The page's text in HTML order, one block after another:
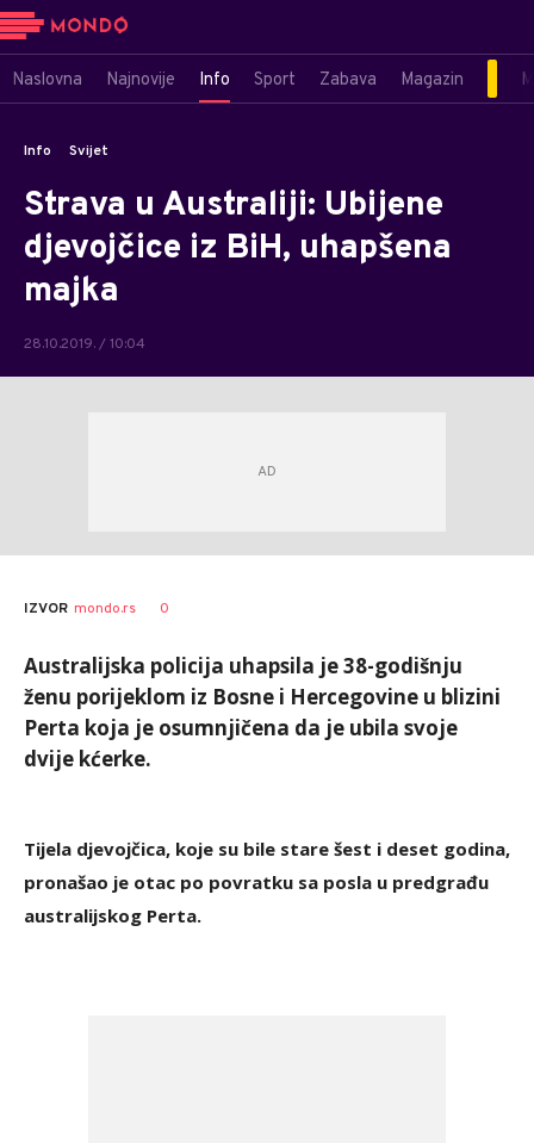
Naslovna Najnovije Info Sport Zabava Magazin
Info Svijet
Strava u Australiji: Ubijene
djevojčice iz BiH, uhapšena
majka
28.10.2019. / 10:04
AUTOR Tanjug
IZVOR mondo.rs 0
Australijska policija uhapsila je 38-godišnju
ženu porijeklom iz Bosne i Hercegovine u blizini
Perta koja je osumnjičena da je ubila svoje
dvije kćerke.
Tijela djevojčica, koje su bile stare šest i deset godina,
pronašao je otac po povratku sa posla u predgrađu
australijskog Perta.